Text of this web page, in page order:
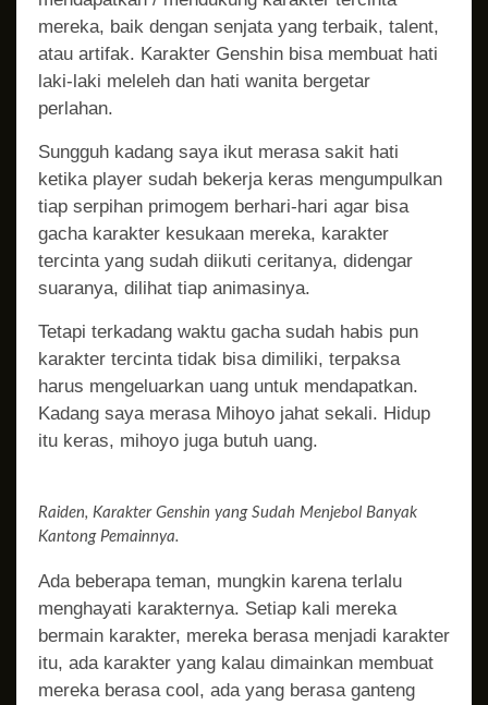
mereka, baik dengan senjata yang terbaik, talent,
atau artifak. Karakter Genshin bisa membuat hati
laki-laki meleleh dan hati wanita bergetar
perlahan.
Sungguh kadang saya ikut merasa sakit hati
ketika player sudah bekerja keras mengumpulkan
tiap serpihan primogem berhari-hari agar bisa
gacha karakter kesukaan mereka, karakter
tercinta yang sudah diikuti ceritanya, didengar
suaranya, dilihat tiap animasinya.
Tetapi terkadang waktu gacha sudah habis pun
karakter tercinta tidak bisa dimiliki, terpaksa
harus mengeluarkan uang untuk mendapatkan.
Kadang saya merasa Mihoyo jahat sekali. Hidup
itu keras, mihoyo juga butuh uang.
Raiden, Karakter Genshin yang Sudah Menjebol Banyak
Kantong Pemainnya.
Ada beberapa teman, mungkin karena terlalu
menghayati karakternya. Setiap kali mereka
bermain karakter, mereka berasa menjadi karakter
itu, ada karakter yang kalau dimainkan membuat
mereka berasa cool, ada yang berasa ganteng